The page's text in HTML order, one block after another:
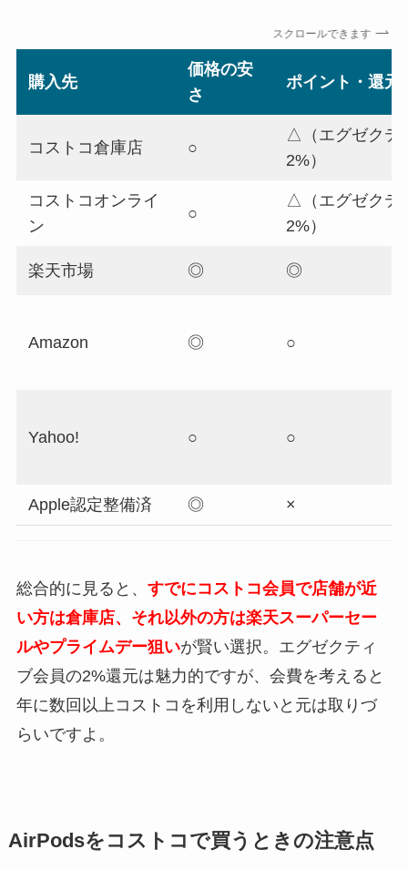
スクロールできます
購入先
価格の安
さ
ポイント・還元
コストコ倉庫店 ○
△（エグゼクテ
2%）
コストコオンライ
ン
○
△（エグゼクテ
2%）
楽天市場 ◎ ◎
Amazon ◎ ○
Yahoo! ○ ○
Apple認定整備済 ◎ ×
総合的に見ると、 すでにコストコ会員で店舗が近
い方は倉庫店、それ以外の方は楽天スーパーセー
ルやプライムデー狙いが賢い選択。エグゼクティ
ブ会員の2%還元は魅力的ですが、会費を考えると
年に数回以上コストコを利用しないと元は取りづ
らいですよ。
AirPodsをコストコで買うときの注意点